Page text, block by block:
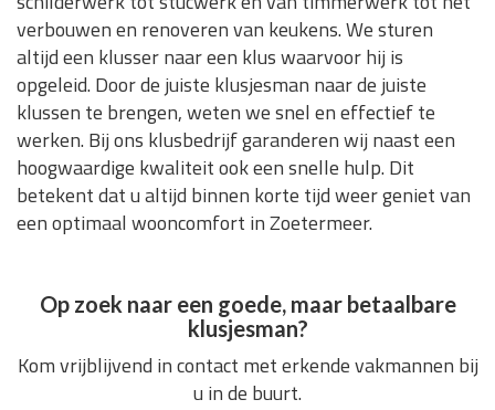
verbouwen en renoveren van keukens. We sturen
altijd een klusser naar een klus waarvoor hij is
opgeleid. Door de juiste klusjesman naar de juiste
klussen te brengen, weten we snel en effectief te
werken. Bij ons klusbedrijf garanderen wij naast een
hoogwaardige kwaliteit ook een snelle hulp. Dit
betekent dat u altijd binnen korte tijd weer geniet van
een optimaal wooncomfort in Zoetermeer.
Op zoek naar een goede, maar betaalbare
klusjesman?
Kom vrijblijvend in contact met erkende vakmannen bij
u in de buurt.